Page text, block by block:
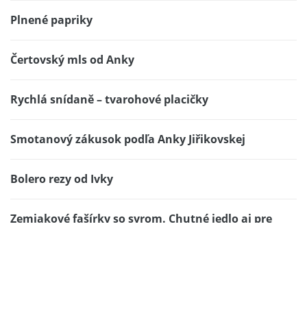
Plnené papriky
Čertovský mls od Anky
Rychlá snídaně – tvarohové placičky
Smotanový zákusok podľa Anky Jiřikovskej
Bolero rezy od Ivky
Zemiakové fašírky so syrom. Chutné jedlo aj pre